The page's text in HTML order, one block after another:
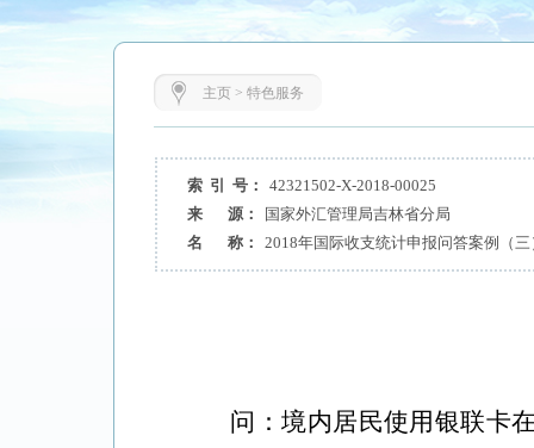
主页> 特色服务
索 引 号：
42321502-X-2018-00025
来 源：
国家外汇管理局吉林省分局
名 称：
2018年国际收支统计申报问答案例（三
问：境内居民使用银联卡